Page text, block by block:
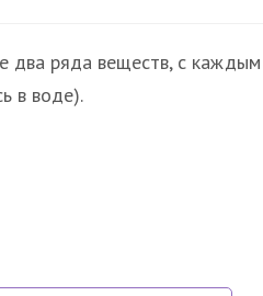
два ряда веществ, с
в воде).